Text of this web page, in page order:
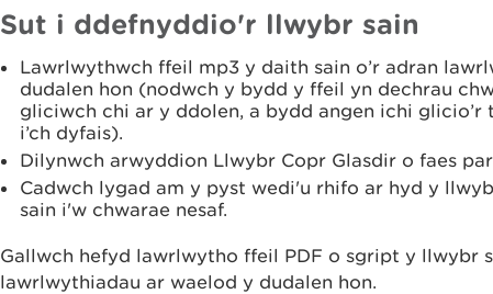
Sut i ddefnyddio'r llwybr sain
Lawrlwythwch ffeil mp3 y daith sain o’r adran
dudalen hon (nodwch y bydd y ffeil yn dechrau
gliciwch chi ar y ddolen, a bydd angen ichi glicio’r
i’ch dyfais).
Dilynwch arwyddion Llwybr Copr Glasdir o faes
Cadwch lygad am y pyst wedi'u rhifo ar hyd y
sain i'w chwarae nesaf.
Gallwch hefyd lawrlwytho ffeil PDF o sgript y llwybr
lawrlwythiadau ar waelod y dudalen hon.